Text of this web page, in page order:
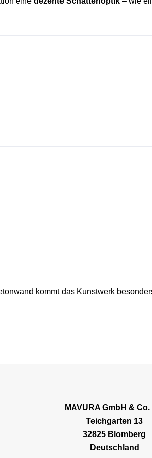
kommt das Kunstwerk
MAVURA GmbH & Co.
Teichgarten 13
32825 Blomberg
Deutschland